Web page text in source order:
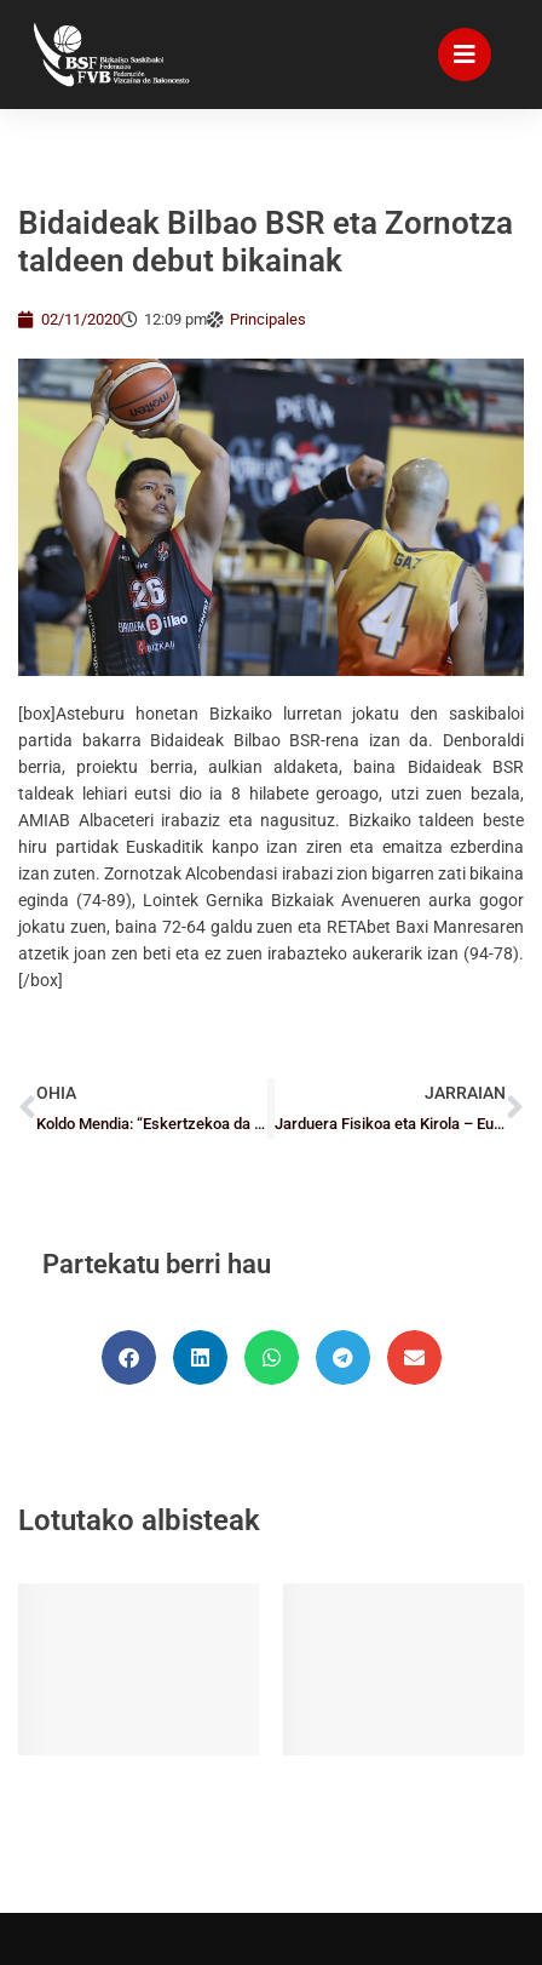
Bidaideak Bilbao BSR eta Zornotza
taldeen debut bikainak
02/11/2020 12:09 pm Principales
[box]Asteburu honetan Bizkaiko lurretan jokatu den saskibaloi
partida bakarra Bidaideak Bilbao BSR-rena izan da. Denboraldi
berria, proiektu berria, aulkian aldaketa, baina Bidaideak BSR
taldeak lehiari eutsi dio ia 8 hilabete geroago, utzi zuen bezala,
AMIAB Albaceteri irabaziz eta nagusituz. Bizkaiko taldeen beste
hiru partidak Euskaditik kanpo izan ziren eta emaitza ezberdina
izan zuten. Zornotzak Alcobendasi irabazi zion bigarren zati bikaina
eginda (74-89), Lointek Gernika Bizkaiak Avenueren aurka gogor
jokatu zuen, baina 72-64 galdu zuen eta RETAbet Baxi Manresaren
atzetik joan zen beti eta ez zuen irabazteko aukerarik izan (94-78).
[/box]
OHIA
Koldo Mendia: “Eskertzekoa da klubek egiten ari diren lan handia, protokoloak bete ahal izateko”
JARRAIAN
Jarduera Fisikoa eta Kirola – Eusko Jaurlaritza
Partekatu berri hau
Lotutako albisteak